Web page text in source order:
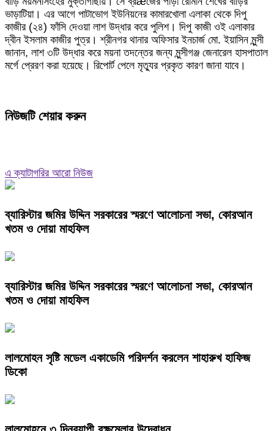
ভাড়াটিয়া। এর আগে পাটাভোগ ইউনিয়নের কামারখোলা এলাকা থেকে দিপু
কাজীর (২৪) ফাঁসি দেওয়া লাশ উদ্ধার করে পুলিশ। দিপু কাজী ওই এলাকার
দ্বীন ইসলাম কাজীর পুত্র। শ্রীনগর থানার অফিসার ইনচার্জ মো. ইয়াসিন মুন্সী
জানান, লাশ ৩টি উদ্ধার করে ময়না তদন্তের জন্য মুন্সীগঞ্জ জেনারেল হাসপাতাল
মর্গে প্রেরণ করা হয়েছে। রিপোর্ট পেলে মৃত্যুর প্রকৃত কারণ জানা যাবে।
নিউজটি শেয়ার করুন
এ ক্যাটাগরির আরো নিউজ
ব্যারিস্টার জমির উদ্দিন সরকারের স্মরণে আলোচনা সভা, কোরআন
খতম ও দোয়া মাহফিল
ব্যারিস্টার জমির উদ্দিন সরকারের স্মরণে আলোচনা সভা, কোরআন
খতম ও দোয়া মাহফিল
লালমোহন সৃষ্টি মডেল একাডেমি পরিদর্শন করলেন শাহারুখ হাফিজ
ডিকো